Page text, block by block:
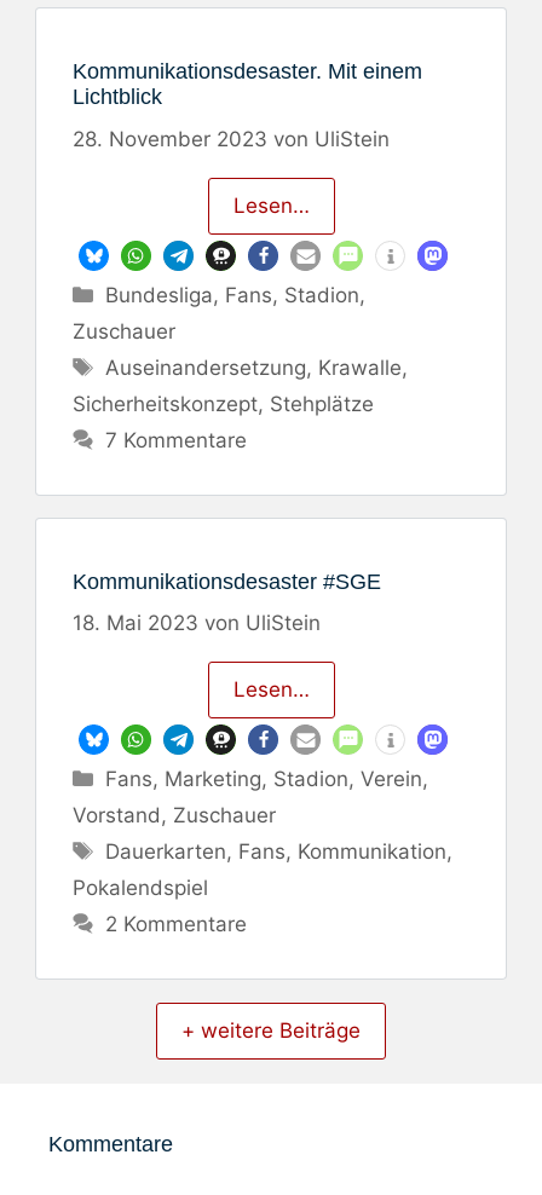
Kommunikationsdesaster. Mit einem
Lichtblick
28. November 2023 von UliStein
Lesen…
Kategorien
Bundesliga, Fans, Stadion,
Zuschauer
Schlagwörter
Auseinandersetzung, Krawalle,
Sicherheitskonzept, Stehplätze
7 Kommentare
Kommunikationsdesaster #SGE
18. Mai 2023 von UliStein
Lesen…
Kategorien
Fans, Marketing, Stadion,Verein,
Vorstand, Zuschauer
Schlagwörter
Dauerkarten, Fans, Kommunikation,
Pokalendspiel
2 Kommentare
+ weitere Beiträge
Kommentare